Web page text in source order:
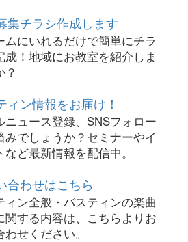
集チラシ作成します
ムにいれるだけで簡単にチラ
成！地域にお教室を紹介しま
？
ィン情報をお届け！
ニュース登録、SNSフォロー
みでしょうか？セミナーやイ
など最新情報を配信中。
合わせはこちら
ィン全般・バスティンの楽曲
関する内容は、こちらよりお
わせください。